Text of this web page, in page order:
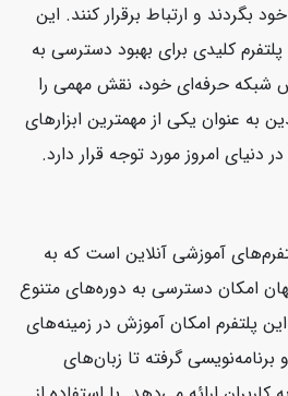
بگردند و ارتباط برقرار کنند. این
کلیدی برای بهبود دسترسی به
حرفه‌ای خود، نقش مهمی را
به عنوان یکی از مهمترین ابزارهای
امروز مورد توجه قرار دارد.
آموزشی آنلاین است که به
امکان دسترسی به دوره‌های متنوع
پلتفرم امکان آموزش در زمینه‌های
گرفته تا زبان‌های